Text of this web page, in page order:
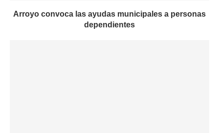
Arroyo convoca las ayudas municipales a personas
dependientes